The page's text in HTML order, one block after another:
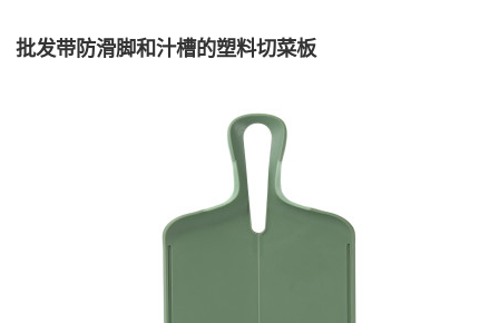
批发带防滑脚和汁槽的塑料切菜板